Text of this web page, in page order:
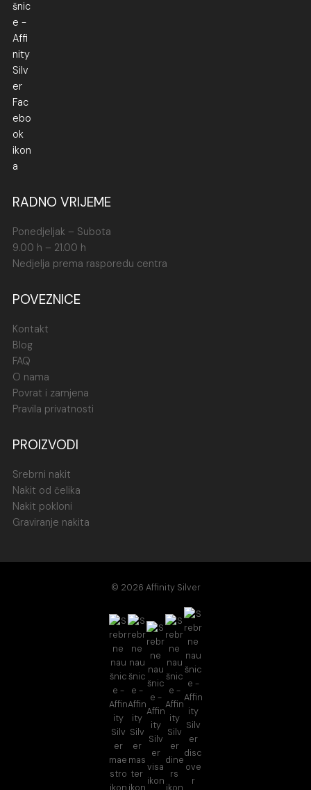
RADNO VRIJEME
Ponedjeljak – Subota
9.00 h – 21.00 h
Nedjelja prema rasporedu centra
POVEZNICE
Kontakt
Blog
FAQ
O nama
Povrat i zamjena
Pravila privatnosti
PROIZVODI
Srebrni nakit
Nakit od čelika
Nakit pokloni
Graviranje nakita
© 2026 Affinity Silver